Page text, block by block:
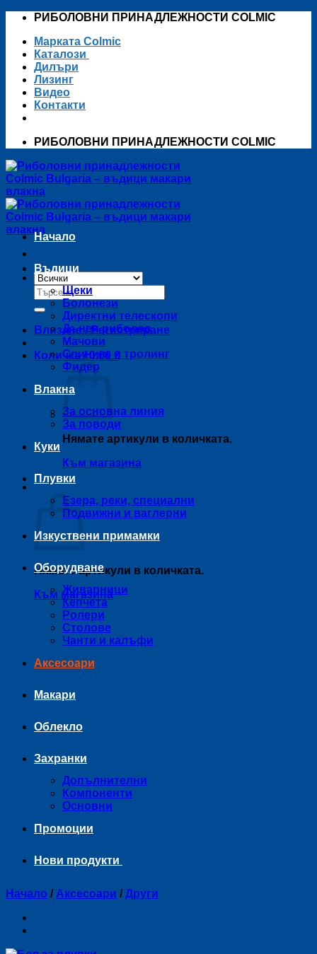
Skip
content
РИБОЛОВНИ ПРИНАДЛЕЖНОСТИ COLMIC
Марката Colmic
Каталози
Дилъри
Лизинг
Видео
Контакти
РИБОЛОВНИ ПРИНАДЛЕЖНОСТИ COLMIC
Търсене
за:
Влизане / Регистриране
Количка /0,00 €
Нямате артикули в количката.
Към магазина
Количка
Нямате артикули в количката.
Към магазина
Начало
Въдици
Щеки
Болонези
Директни телескопи
Дънен риболов
Мачови
Спининг и тролинг
Фидер
Влакна
За основна линия
За поводи
Куки
Плувки
Езера, реки, специални
Подвижни и ваглерни
Изкуствени примамки
Оборудване
Живарници
Кепчета
Ролери
Столове
Чанти и калъфи
Аксесоари
Макари
Облекло
Захранки
Допълнителни
Компоненти
Основни
Промоции
Нови продукти
Начало / Аксесоари / Други